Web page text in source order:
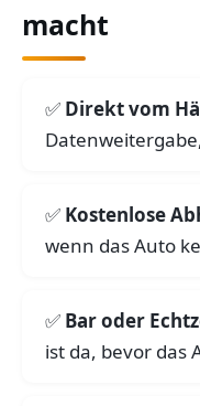
macht
Direkt vom
Kostenlose
wenn das Auto
Bar oder
ist da, bevor das